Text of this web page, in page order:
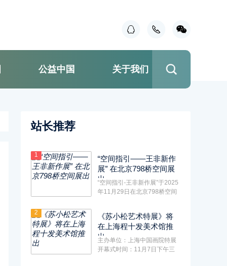
公益中国 关于我们
站长推荐
1
“空间指引——王非新作
展” 在北京798桥空间展
出
“空间指引-王非新作展”于2025
年11月29日在北京798桥空间
2
《苏小松艺术特展》将
在上海程十发美术馆推
出
主办单位：上海中国画院特展
开幕式时间：11月7日下午三